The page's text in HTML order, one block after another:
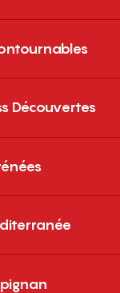
Découvertes
dans le
un agenda
de